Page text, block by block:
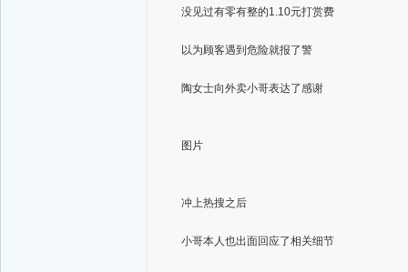
没见过有零有整的1.10元打赏费
以为顾客遇到危险就报了警
陶女士向外卖小哥表达了感谢
图片
冲上热搜之后
小哥本人也出面回应了相关细节